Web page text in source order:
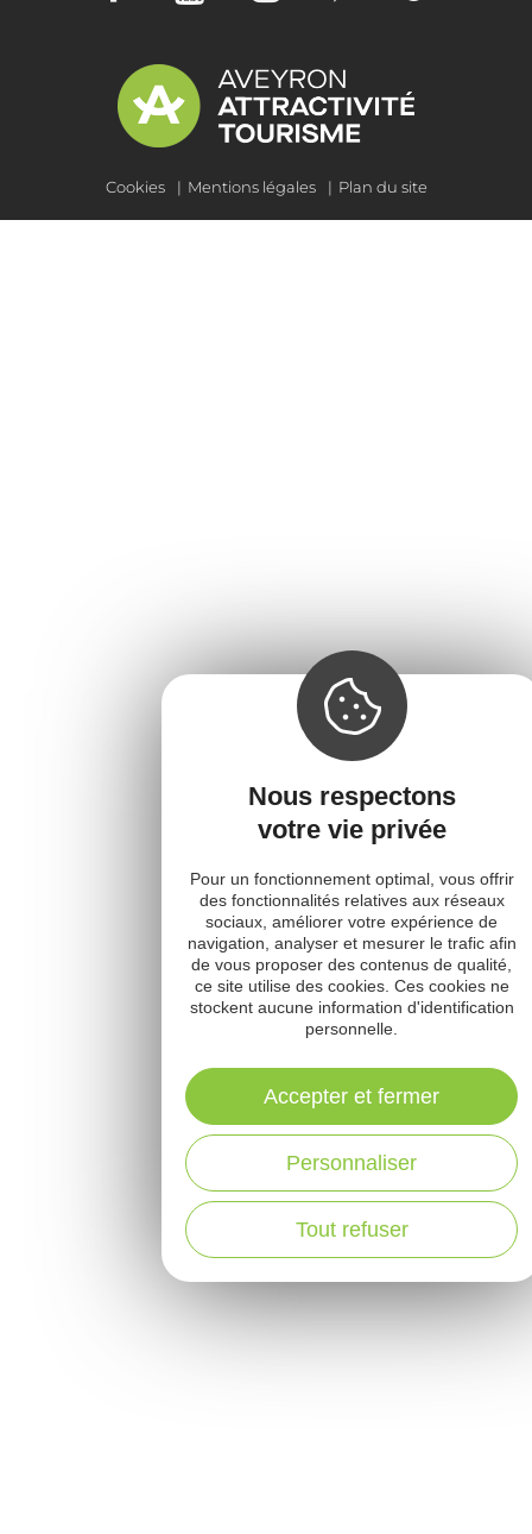
Cookies Mentions légales Plan du site
Nous respectons
votre vie privée
Pour un fonctionnement optimal, vous offrir
des fonctionnalités relatives aux réseaux
sociaux, améliorer votre expérience de
navigation, analyser et mesurer le trafic afin
de vous proposer des contenus de qualité,
ce site utilise des cookies. Ces cookies ne
stockent aucune information d'identification
personnelle.
Tout refuser
Personnaliser
Accepter et fermer